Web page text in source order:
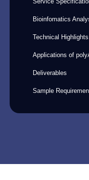
Bioinfomatics
Technical Highlights
Applications of
Deliverables
Sample